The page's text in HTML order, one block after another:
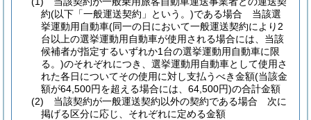
約(以下「一般運送契約」という。)である場合 当該選
挙運動用自動車(同一の日において一般運送契約により2
台以上の選挙運動用自動車が使用される場合には、当該
候補者が指定するいずれか1台の選挙運動用自動車に限
る。)のそれぞれにつき、選挙運動用自動車として使用さ
れた各日についてその使用に対し支払うべき金額(当該金
額が64,500円を超える場合には、64,500円)の合計金額
(2)
当該契約が一般運送契約以外の契約である場合 次に
掲げる区分に応じ、それぞれに定める金額